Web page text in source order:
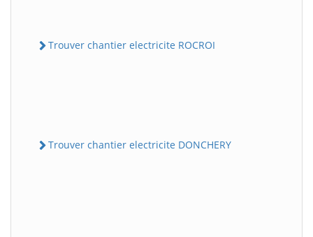
Trouver chantier electricite ROCROI
Trouver chantier electricite DONCHERY